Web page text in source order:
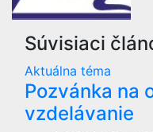
Súvisiaci
Aktuálna téma
Pozvánka na
vzdelávanie